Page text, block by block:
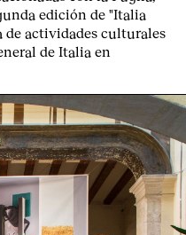
edición de "Italia
de actividades culturales
de Italia en